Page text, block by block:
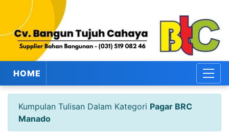
HOME
Kumpulan Tulisan Dalam Kategori Pagar BRC
Manado